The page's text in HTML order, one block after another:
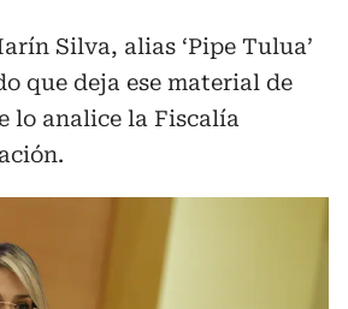
Silva, alias ‘Pipe Tulua’
que deja ese material de
lo analice la Fiscalía